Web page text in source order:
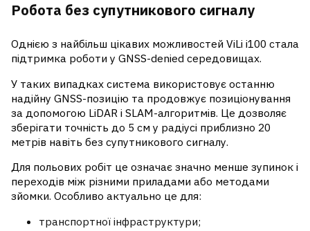
Робота без супутникового сигналу
Однією з найбільш цікавих можливостей ViLi i100 стала
підтримка роботи у GNSS-denied середовищах.
У таких випадках система використовує останню
надійну GNSS-позицію та продовжує позиціонування
за допомогою LiDAR і SLAM-алгоритмів. Це дозволяє
зберігати точність до 5 см у радіусі приблизно 20
метрів навіть без супутникового сигналу.
Для польових робіт це означає значно менше зупинок і
переходів між різними приладами або методами
зйомки. Особливо актуально це для:
транспортної інфраструктури;